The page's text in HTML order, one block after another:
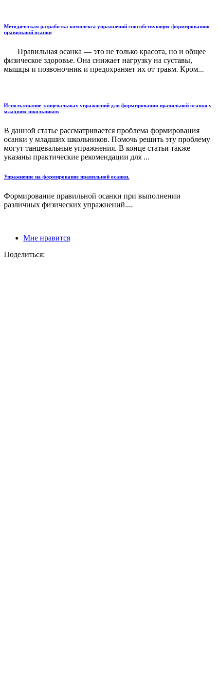
Методическая разработка комплекса упражнений способствующих формированию
правильной осанки
Правильная осанка — это не только красота, но и общее
физическое здоровье. Она снижает нагрузку на суставы,
мышцы и позвоночник и предохраняет их от травм. Кром...
Использование танцевальных упражнений для формирования правильной осанки у
младших школьников
В данной статье рассматривается проблема формирования
осанки у младших школьников. Помочь решить эту проблему
могут танцевальные упражнения. В конце статьи также
указаны практические рекомендации для ...
Упражнение на формирование правильной осанки.
Формирование правильной осанки при выполнении
различных физических упражнений....
Мне нравится
Поделиться: